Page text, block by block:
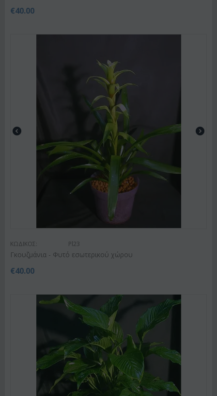
€40.00
ΚΩΔΙΚΟΣ: Pl23
Γκουζμάνια - Φυτό εσωτερικού χώρου
€40.00